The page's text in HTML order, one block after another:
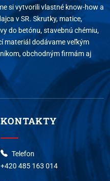
si vytvorili vlastné know-how a
v SR. Skrutky, matice,
do betónu, stavebnú chémiu,
materiál dodávame veľkým
obchodným firmám aj
KONTAKTY
Telefon
+420 485 163 014